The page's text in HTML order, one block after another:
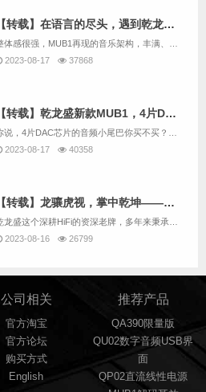
【转载】在语言的尽头，遇到乾龙盛MUB1
2023-08-17
37868
【转载】乾龙盛新款MUB1，4片DAC配置的手机大尾巴你见过没？
2023-08-17
40358
【转载】龙骧虎视，掌中乾坤——乾龙盛MUB1
2023-08-16
26799
公司相关
官方淘宝
官方论坛
购买方式
English
推荐产品
QA390限量版
QU02数字音频USB界
面
QP02直流线性电源